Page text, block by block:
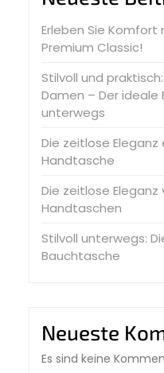
Erleben Sie Komfort
Premium Classic!
Stilvoll und
Damen – Der ideale
unterwegs
Die zeitlose Eleganz
Handtasche
Die zeitlose Eleganz
Handtaschen
Stilvoll unterwegs:
Bauchtasche
Neueste
Es sind keine